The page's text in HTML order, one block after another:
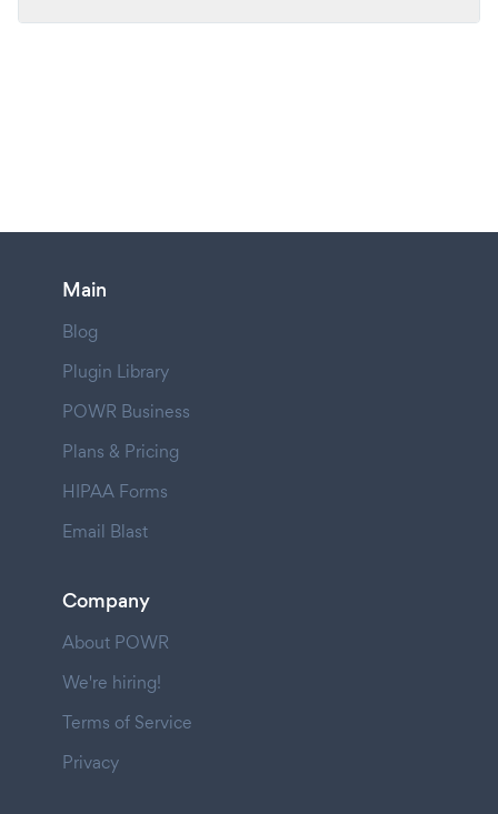
Main
Blog
Plugin Library
POWR Business
Plans & Pricing
HIPAA Forms
Email Blast
Company
About POWR
We're hiring!
Terms of Service
Privacy